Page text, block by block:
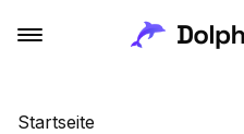
Startseite